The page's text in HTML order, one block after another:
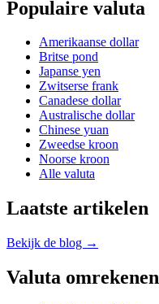
Populaire valuta
Amerikaanse dollar
Britse pond
Japanse yen
Zwitserse frank
Canadese dollar
Australische dollar
Chinese yuan
Zweedse kroon
Noorse kroon
Alle valuta
Laatste artikelen
Bekijk de blog →
Valuta omrekenen